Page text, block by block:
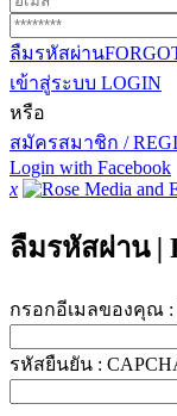
ลืมรหัสผ่าน
เข้าสู่ระบบ LOGIN
หรือ
สมัครสมาชิก /
Login with Facebook
x
ลืมรหัสผ่าน |
กรอกอีเมลของคุณ :
รหัสยืนยัน :